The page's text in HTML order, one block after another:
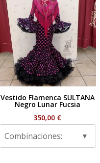
Vestido Flamenca SULTANA
Negro Lunar Fucsia
350,00 €
Combinaciones: